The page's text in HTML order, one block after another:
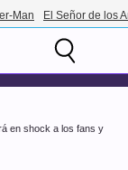
Man El Señor de los
en shock a los fans y